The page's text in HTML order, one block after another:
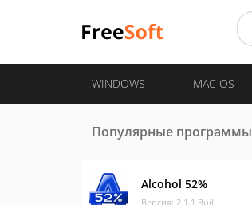
WINDOWS MAC OS
Популярные программы
Alcohol 52%
Версия: 2.1.1 Buil